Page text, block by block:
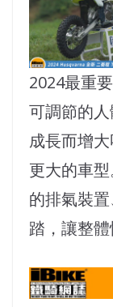
2024最重
可調節的
成長而增
更大的車
的排氣裝
踏，讓整體